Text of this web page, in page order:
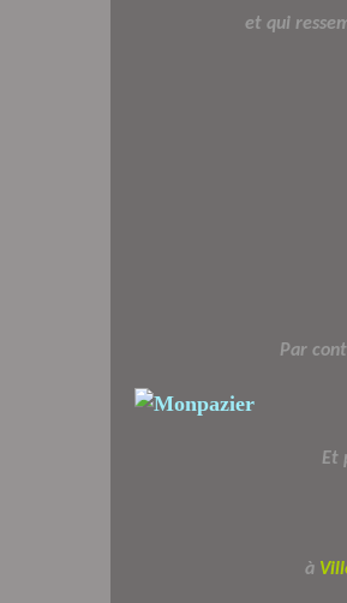
et qui
Par
Et
à